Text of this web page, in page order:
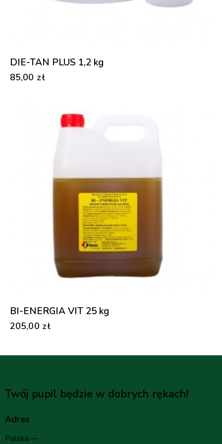
DIE-TAN PLUS 1,2 kg
85,00 zł
BI-ENERGIA VIT 25 kg
205,00 zł
Twój pupil będzie w dobrych rękach!
Adres
Polska —